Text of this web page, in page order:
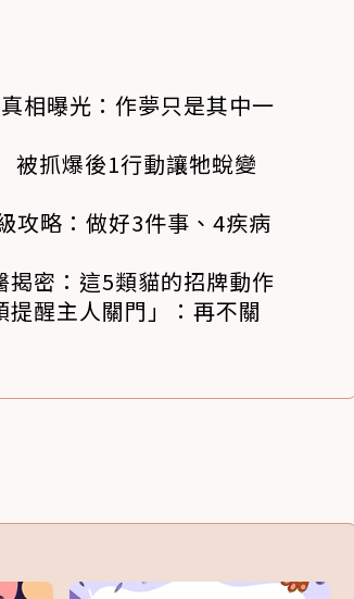
相曝光：作夢只是其中一
被抓爆後1行動讓牠蛻變
攻略：做好3件事、4疾病
密：這5類貓的招牌動作
醒主人關門」：再不關